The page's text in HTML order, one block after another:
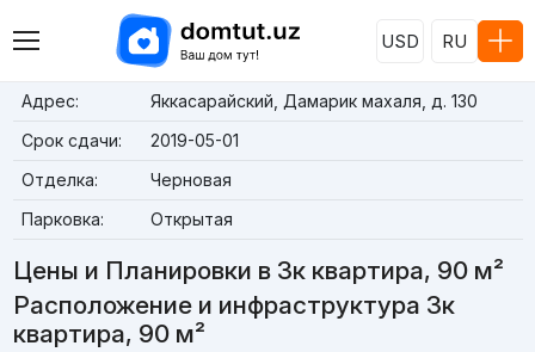
USD RU
Адрес:
Яккасарайский, Дамарик махаля, д. 130
Срок сдачи:
2019-05-01
Отделка:
Черновая
Парковка:
Открытая
Цены и Планировки в 3к квартира, 90 м²
Расположение и инфраструктура 3к
квартира, 90 м²